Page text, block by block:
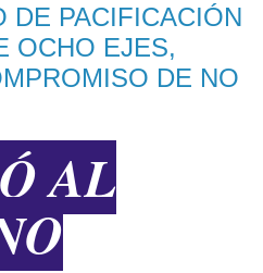
DE PACIFICACIÓN
OCHO EJES,
DE NO
AL